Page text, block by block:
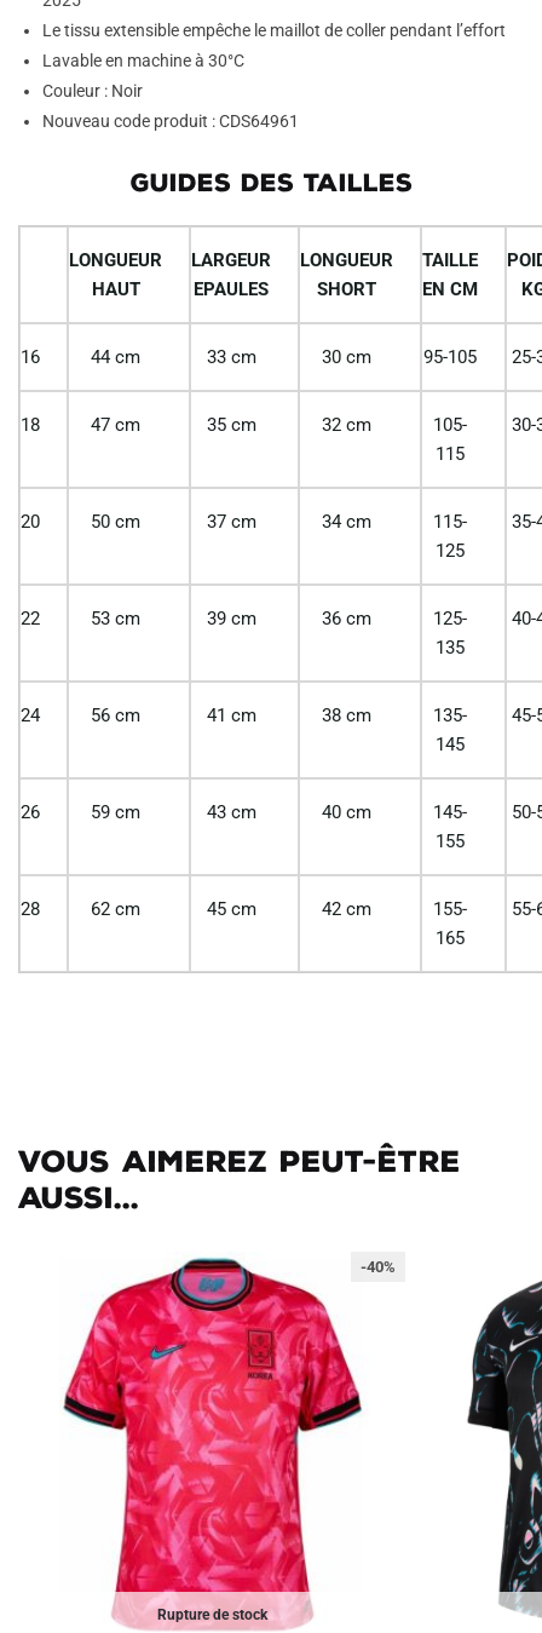
Le tissu extensible empêche le maillot de coller pendant l’effort
Lavable en machine à 30°C
Couleur : Noir
Nouveau code produit : CDS64961
GUIDES DES TAILLES
LONGUEUR
HAUT
LARGEUR
EPAULES
LONGUEUR
SHORT
TAILLE
EN CM
16 44 cm 33 cm 30 cm 95-105 25-
18 47 cm 35 cm 32 cm
105-
115
30-
20 50 cm 37 cm 34 cm
115-
125
35-
22 53 cm 39 cm 36 cm
125-
135
40-
24 56 cm 41 cm 38 cm
135-
145
45-
26 59 cm 43 cm 40 cm
145-
155
50-
28 62 cm 45 cm 42 cm
155-
165
55-
Vous aimerez peut-être
aussi...
Rupture de stock
-40%